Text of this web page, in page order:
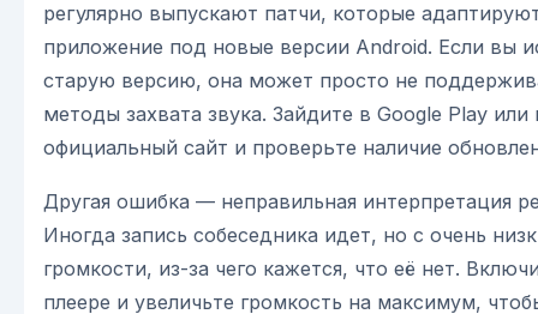
регулярно выпускают патчи, которые
приложение под новые версии Android. Если вы
старую версию, она может просто не
методы захвата звука. Зайдите в Google Play или
официальный сайт и проверьте наличие
Другая ошибка — неправильная интерпретация
Иногда запись собеседника идет, но с очень
громкости, из-за чего кажется, что её нет.
плеере и увеличьте громкость на максимум,